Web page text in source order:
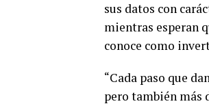
sus datos con
mientras esperan
conoce como
“Cada paso que
pero también más